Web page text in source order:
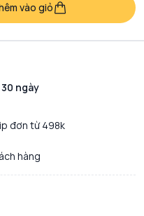
vào giỏ
ngày
đơn từ 498k
hàng